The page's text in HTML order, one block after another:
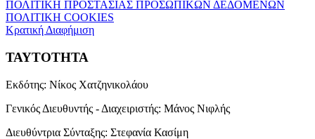
ΠΟΛΙΤΙΚΗ ΠΡΟΣΤΑΣΙΑΣ ΠΡΟΣΩΠΙΚΩΝ ΔΕΔΟΜΕΝΩΝ
ΠΟΛΙΤΙΚΗ COOKIES
Κρατική Διαφήμιση
ΤΑΥΤΟΤΗΤΑ
Εκδότης: Νίκος Χατζηνικολάου
Γενικός Διευθυντής - Διαχειριστής: Μάνος Νιφλής
Διευθύντρια Σύνταξης: Στεφανία Κασίμη